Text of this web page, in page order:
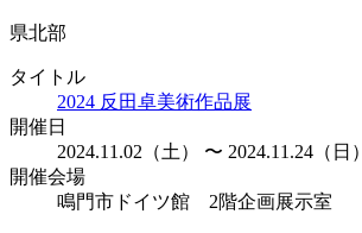
県北部
タイトル
2024 反田卓美術作品展
開催日
2024.11.02（土） 〜 2024.11.24（日）
開催会場
鳴門市ドイツ館 2階企画展示室